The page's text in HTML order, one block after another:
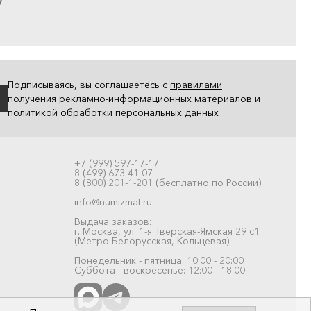
Подписываясь, вы соглашаетесь с правилами
получения рекламно-информационных материалов и
политикой обработки персональных данных
+7 (999) 597-17-17
8 (499) 673-41-07
8 (800) 201-1-201 (бесплатно по России)
info@numizmat.ru
Выдача заказов:
г. Москва, ул. 1-я Тверская-Ямская 29 с1
(Метро Белорусская, Кольцевая)
Понедельник - пятница: 10:00 - 20:00
Суббота - воскресенье: 12:00 - 18:00